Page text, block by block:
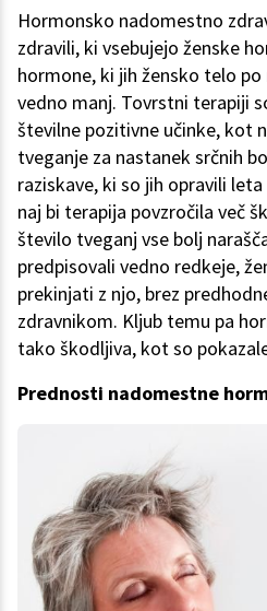
Hormonsko nadomestno
zdravili, ki vsebujejo ženske
hormone, ki jih žensko telo
vedno manj. Tovrstni terapiji
številne pozitivne učinke, kot
tveganje za nastanek srčnih
raziskave, ki so jih opravili
naj bi terapija povzročila več
število tveganj vse bolj
predpisovali vedno redkeje,
prekinjati z njo, brez
zdravnikom. Kljub temu pa
tako škodljiva, kot so
Prednosti nadomestne